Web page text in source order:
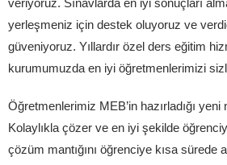
yerleşmeniz için destek oluyoruz ve
güveniyoruz. Yıllardır özel ders eğitim
kurumumuzda en iyi öğretmenlerimizi
Öğretmenlerimiz MEB’in hazırladığı
Kolaylıkla çözer ve en iyi şekilde
çözüm mantığını öğrenciye kısa sürede